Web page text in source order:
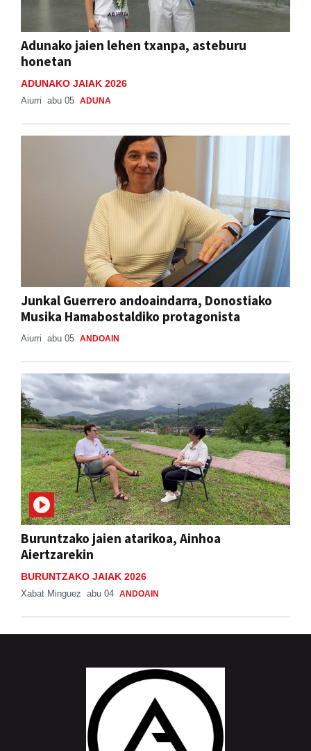
Adunako jaien lehen txanpa, asteburu
honetan
ADUNAKO JAIAK 2026
Aiurri abu 05 ADUNA
Junkal Guerrero andoaindarra, Donostiako
Musika Hamabostaldiko protagonista
Aiurri abu 05 ANDOAIN
Buruntzako jaien atarikoa, Ainhoa
Aiertzarekin
BURUNTZAKO JAIAK 2026
Xabat Minguez abu 04 ANDOAIN